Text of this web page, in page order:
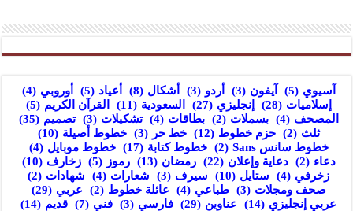
آسيوي (5) آيفون (3) أردو (3) أشكال (8) أعياد (5) أوروبي (4)
إسلاميات (28) إنجليزي (27) السعودية (11) القرآن الكريم (5)
المصحف (4) بسملات (2) بطاقات (4) تشكيلات (3) تصميم (35)
ثلث (2) حزم خطوط (12) خط حر (3) خطوط أصيلة (10)
خطوط سانس Sans
(2) خطوط كتابة (17) خطوط موبايل (4)
دعاء (2) دعاية وإعلان (22) رمضان (13) رموز (5) زخارف (10)
زخرفي (4) ستايل (10) سيرف (3) شعارات (4) شهادات (2)
صحف ومجلات (3) طباعي (4) عائلة خطوط (2) عربي (29)
عربي إنجليزي (14) عناوين (29) فارسي (3) فني (7) قديم (14)